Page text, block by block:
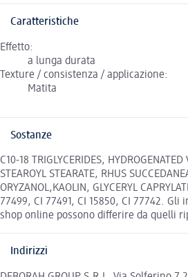
Caratteristiche
Effetto:
a lunga durata
Texture / consistenza / applicazione:
Matita
Sostanze
C10-18 TRIGLYCERIDES, HYDROGENATED
STEAROYL STEARATE, RHUS
ORYZANOL,KAOLIN, GLYCERYL
77499, CI 77491, CI 15850, CI 77742.
shop online possono differire da quelli
Indirizzi